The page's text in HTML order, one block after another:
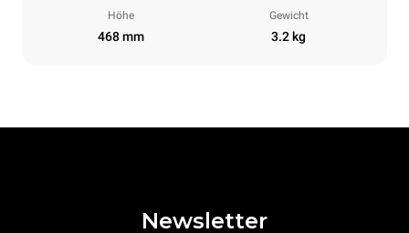
Höhe
468 mm
Gewicht
3.2 kg
Newsletter